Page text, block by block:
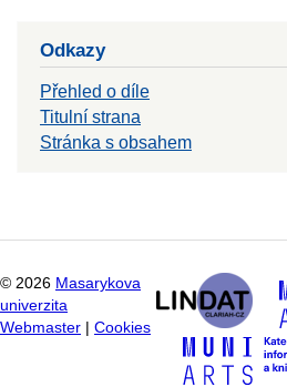
Odkazy
Přehled o díle
Titulní strana
Stránka s obsahem
© 2026 Masarykova
univerzita
Webmaster
Cookies